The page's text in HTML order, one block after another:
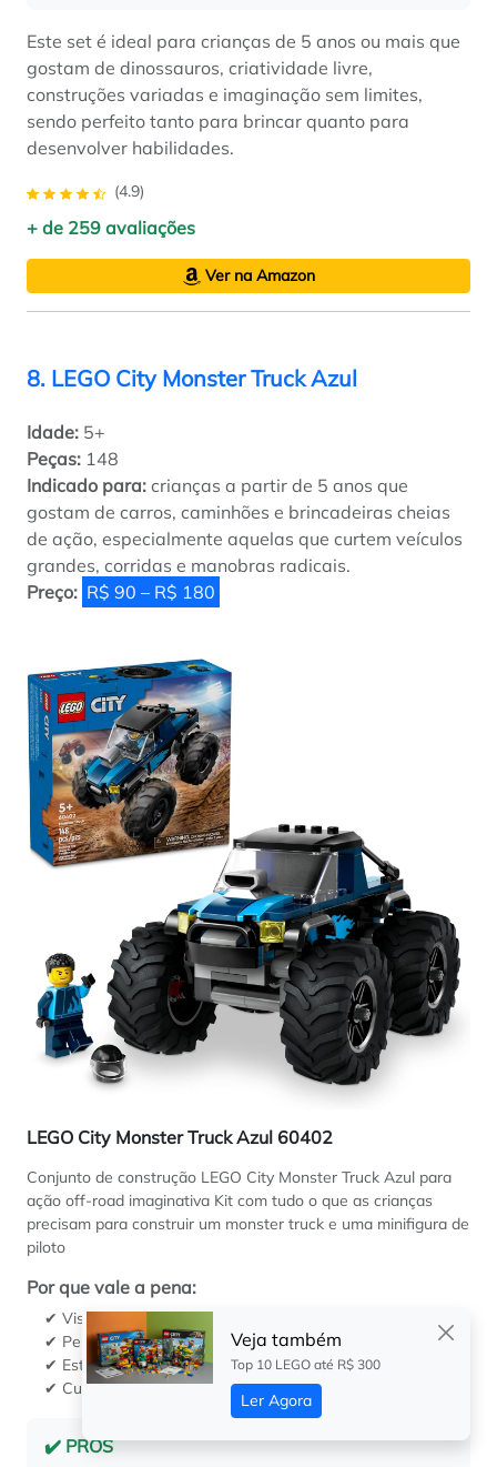
Este set é ideal para crianças de 5 anos ou mais que
gostam de dinossauros, criatividade livre,
construções variadas e imaginação sem limites,
sendo perfeito tanto para brincar quanto para
desenvolver habilidades.
(4.9)
+ de 259 avaliações
Ver na Amazon
8. LEGO City Monster Truck Azul
Idade: 5+
Peças: 148
Indicado para: crianças a partir de 5 anos que
gostam de carros, caminhões e brincadeiras cheias
de ação, especialmente aquelas que curtem veículos
grandes, corridas e manobras radicais.
Preço: R$ 90 – R$ 180
LEGO City Monster Truck Azul 60402
Conjunto de construção LEGO City Monster Truck Azul para
ação off-road imaginativa Kit com tudo o que as crianças
precisam para construir um monster truck e uma minifigura de
piloto
Por que vale a pena:
✔ Visual de monster truck que chama atenção
✔ Perfeito para simular corridas e manobras
✔ Estimula coordenação e criatividade
✔ Custo-benefício equilibrado
✔️ PRÓS
Veja também
Top 10 LEGO até R$ 300
Ler Agora